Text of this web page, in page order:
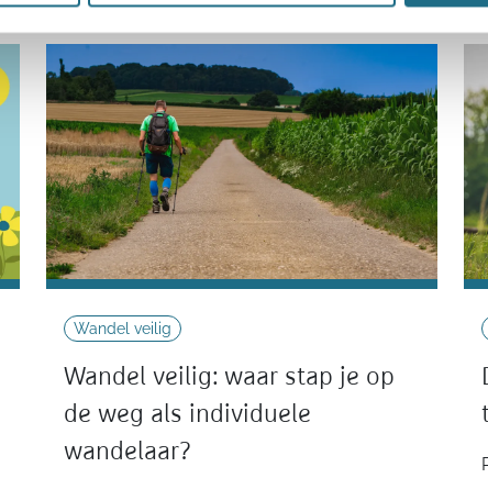
Wandel veilig
Wandel veilig: waar stap je op
de weg als individuele
wandelaar?